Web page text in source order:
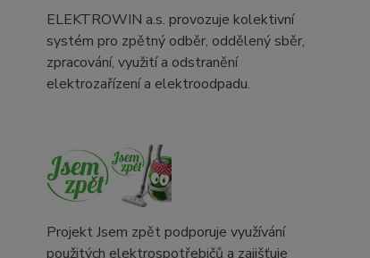
ELEKTROWIN a.s. provozuje kolektivní
systém pro zpětný odběr, oddělený sběr,
zpracování, využití a odstranění
elektrozařízení a elektroodpadu.
Projekt Jsem zpět podporuje využívání
použitých elektrospotřebičů a zajišťuje